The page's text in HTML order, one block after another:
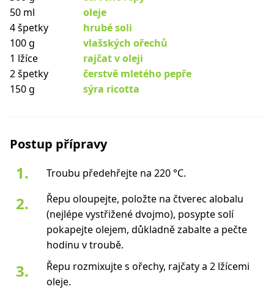
50 ml
oleje
4 špetky
hrubé soli
100 g
vlašských ořechů
1 lžíce
rajčat v oleji
2 špetky
čerstvě mletého pepře
150 g
sýra ricotta
Postup přípravy
Troubu předehřejte na 220 °C.
Řepu oloupejte, položte na čtverec alobalu
(nejlépe vystřižené dvojmo), posypte solí
pokapejte olejem, důkladně zabalte a pečte
hodinu v troubě.
Řepu rozmixujte s ořechy, rajčaty a 2 lžícemi
oleje.